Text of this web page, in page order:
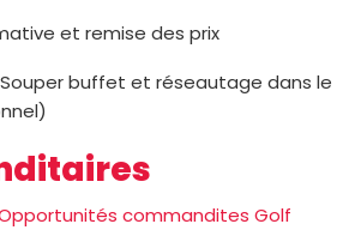
et remise des prix
buffet et réseautage dans le
commandites Golf